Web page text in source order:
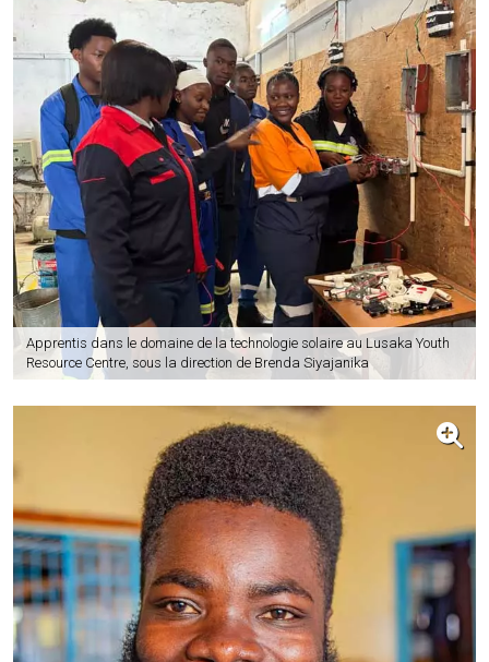
Apprentis dans le domaine de la technologie solaire au Lusaka Youth
Resource Centre, sous la direction de Brenda Siyajanika